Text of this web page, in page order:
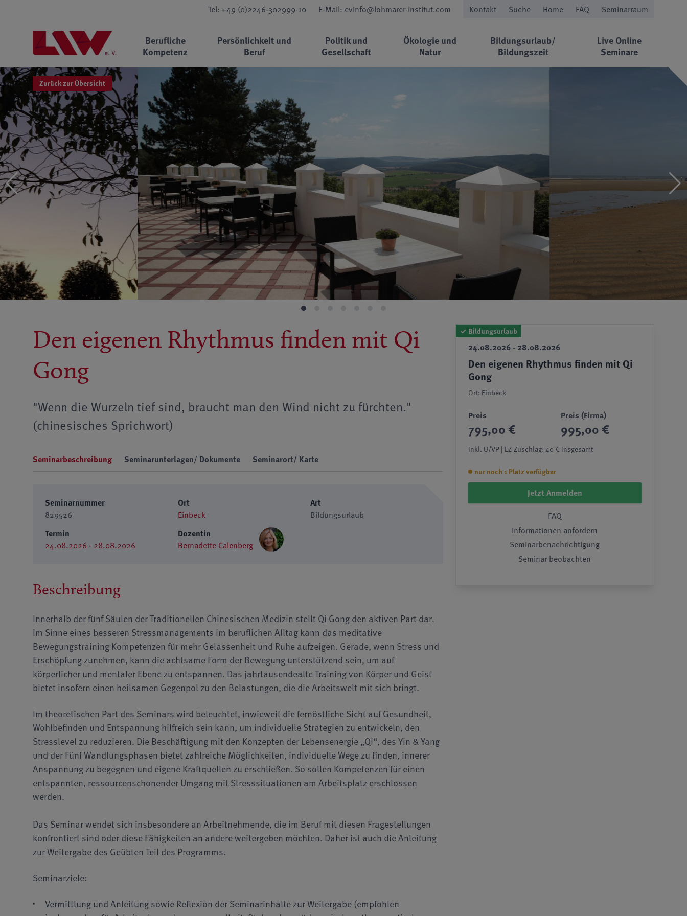
Tel: +49 (0)2246-302999-10 E-Mail: evinfo@lohmarer-institut.com Kontakt Suche Home FAQ Seminarraum
Berufliche
Kompetenz
Persönlichkeit und
Beruf
Politik und
Gesellschaft
Ökologie und
Natur
Bildungsurlaub/
Bildungszeit
Live Online
Seminare
Zurück zur Übersicht
Den eigenen Rhythmus finden mit Qi
Gong
"Wenn die Wurzeln tief sind, braucht man den Wind nicht zu fürchten."
(chinesisches Sprichwort)
Seminarbeschreibung Seminarunterlagen/ Dokumente Seminarort/ Karte
Seminarnummer
829526
Termin
24.08.2026 - 28.08.2026
Ort
Einbeck
Dozentin
Bernadette Calenberg
Art
Bildungsurlaub
Beschreibung
Innerhalb der fünf Säulen der Traditionellen Chinesischen Medizin stellt Qi Gong den aktiven Part dar.
Im Sinne eines besseren Stressmanagements im beruflichen Alltag kann das meditative
Bewegungstraining Kompetenzen für mehr Gelassenheit und Ruhe aufzeigen. Gerade, wenn Stress und
Erschöpfung zunehmen, kann die achtsame Form der Bewegung unterstützend sein, um auf
körperlicher und mentaler Ebene zu entspannen. Das jahrtausendealte Training von Körper und Geist
bietet insofern einen heilsamen Gegenpol zu den Belastungen, die die Arbeitswelt mit sich bringt.
Im theoretischen Part des Seminars wird beleuchtet, inwieweit die fernöstliche Sicht auf Gesundheit,
Wohlbefinden und Entspannung hilfreich sein kann, um individuelle Strategien zu entwickeln, den
Stresslevel zu reduzieren. Die Beschäftigung mit den Konzepten der Lebensenergie „Qi“, des Yin & Yang
und der Fünf Wandlungsphasen bietet zahlreiche Möglichkeiten, individuelle Wege zu finden, innerer
Anspannung zu begegnen und eigene Kraftquellen zu erschließen. So sollen Kompetenzen für einen
entspannten, ressourcenschonender Umgang mit Stresssituationen am Arbeitsplatz erschlossen
werden.
Das Seminar wendet sich insbesondere an Arbeitnehmende, die im Beruf mit diesen Fragestellungen
konfrontiert sind oder diese Fähigkeiten an andere weitergeben möchten. Daher ist auch die Anleitung
zur Weitergabe des Geübten Teil des Programms.
Seminarziele:
Vermittlung und Anleitung sowie Reflexion der Seminarinhalte zur Weitergabe (empfohlen
✓ Bildungsurlaub
24.08.2026 - 28.08.2026
Den eigenen Rhythmus finden mit Qi
Gong
Ort: Einbeck
Preis
795,00 €
Preis (Firma)
995,00 €
inkl. Ü/VP | EZ-Zuschlag: 40 € insgesamt
nur noch 1 Platz verfügbar
Jetzt Anmelden
FAQ
Informationen anfordern
Seminarbenachrichtigung
Seminar beobachten